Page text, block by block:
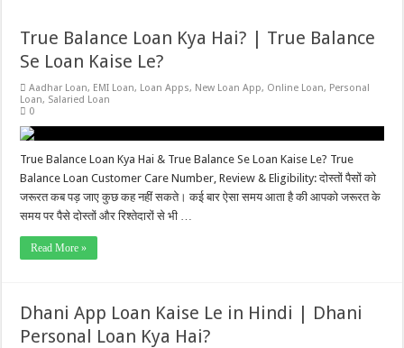
True Balance Loan Kya Hai? | True Balance
Se Loan Kaise Le?
Aadhar Loan, EMI Loan, Loan Apps, New Loan App, Online Loan, Personal
Loan, Salaried Loan
0
True Balance Loan Kya Hai & True Balance Se Loan Kaise Le? True
Balance Loan Customer Care Number, Review & Eligibility: दोस्तों पैसों को
जरूरत कब पड़ जाए कुछ कह नहीं सकते। कई बार ऐसा समय आता है की आपको जरूरत के
समय पर पैसे दोस्तों और रिश्तेदारों से भी …
Read More »
Dhani App Loan Kaise Le in Hindi | Dhani
Personal Loan Kya Hai?